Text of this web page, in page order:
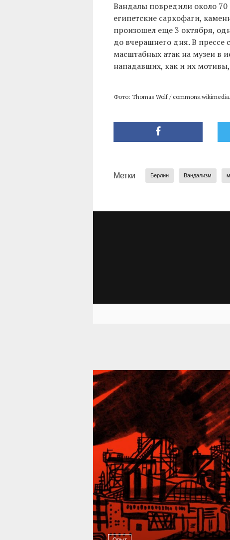
Вандалы повредили около
египетские саркофаги,
произошел еще 3 октября,
до вчерашнего дня. В прессе
масштабных атак на музеи в
нападавших, как и их
Фото: Thomas Wolf /
Метки Берлин Вандализм
39 287